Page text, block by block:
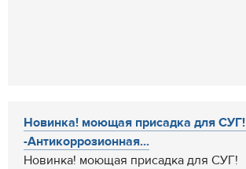
Новинка! моющая присадка для СУГ!
-Антикоррозионная...
Новинка! моющая присадка для СУГ!